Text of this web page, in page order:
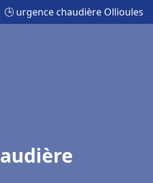
🕒 urgence chaudière Ollioules